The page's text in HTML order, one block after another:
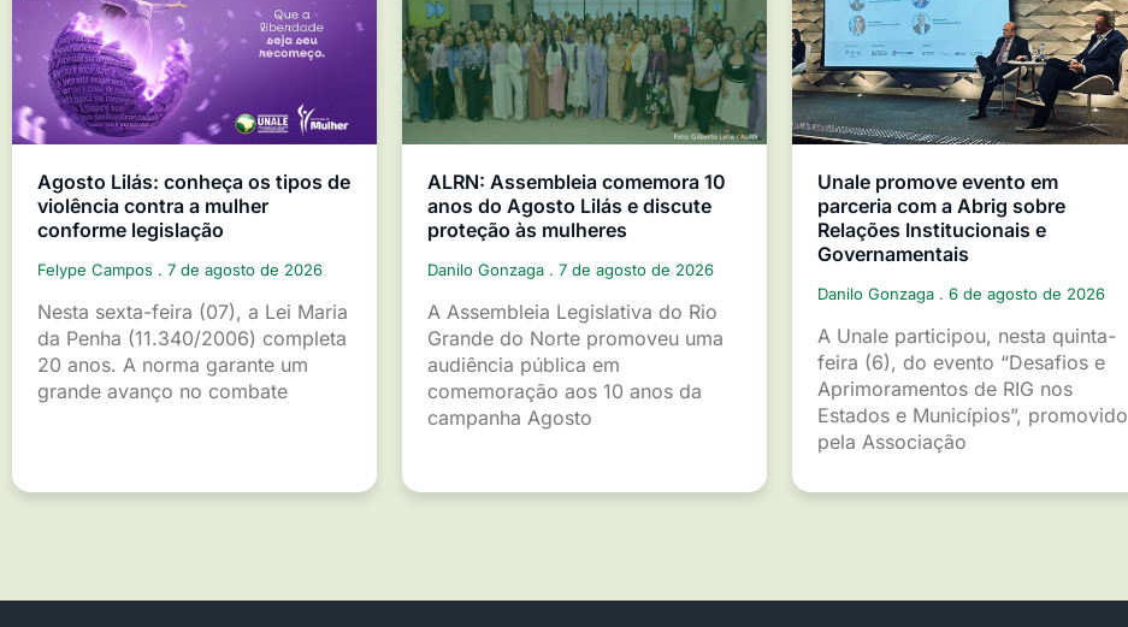
Agosto Lilás: conheça os tipos de
violência contra a mulher
conforme legislação
Felype Campos 7 de agosto de 2026
Nesta sexta-feira (07), a Lei Maria
da Penha (11.340/2006) completa
20 anos. A norma garante um
grande avanço no combate
ALRN: Assembleia comemora 10
anos do Agosto Lilás e discute
proteção às mulheres
Danilo Gonzaga 7 de agosto de 2026
A Assembleia Legislativa do Rio
Grande do Norte promoveu uma
audiência pública em
comemoração aos 10 anos da
campanha Agosto
Unale promove evento em
parceria com a Abrig sobre
Relações Institucionais e
Governamentais
Danilo Gonzaga 6 de agosto de 2026
A Unale participou, nesta quinta-
feira (6), do evento “Desafios e
Aprimoramentos de RIG nos
Estados e Municípios”, promovido
pela Associação